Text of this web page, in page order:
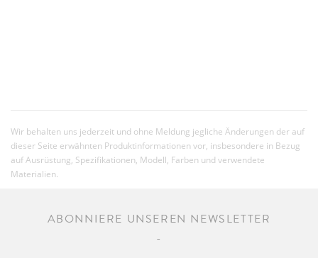
Wir behalten uns jederzeit und ohne Meldung jegliche Änderungen der auf
dieser Seite erwähnten Produktinformationen vor, insbesondere in Bezug
auf Ausrüstung, Spezifikationen, Modell, Farben und verwendete
Materialien.
ABONNIERE UNSEREN NEWSLETTER